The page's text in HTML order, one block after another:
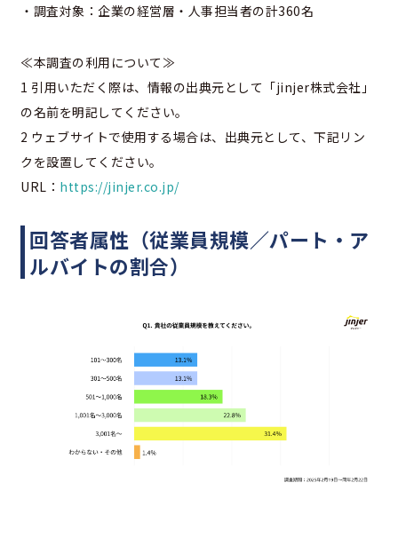
・調査対象：企業の経営層・人事担当者の計360名
≪本調査の利用について≫
1 引用いただく際は、情報の出典元として「jinjer株式会社」
の名前を明記してください。
2 ウェブサイトで使用する場合は、出典元として、下記リン
クを設置してください。
URL： https://jinjer.co.jp/
回答者属性（従業員規模／パート・ア
ルバイトの割合）